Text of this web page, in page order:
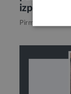
izpildītāja
Pirms 4